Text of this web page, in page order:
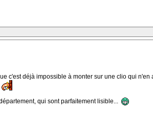
c'est déjà impossible à monter sur une clio qui
qui sont parfaitement lisible...